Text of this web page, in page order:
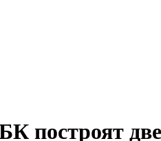
построят